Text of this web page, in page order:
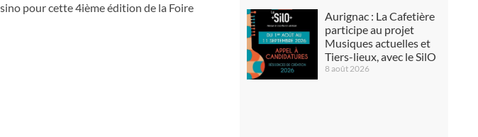
pour cette 4ième édition de la Foire
Aurignac : La Cafetière
participe au projet
Musiques actuelles et
Tiers-lieux, avec le SilO
8 août 2026